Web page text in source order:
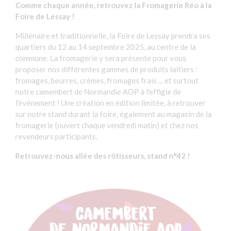
Comme chaque année, retrouvez la Fromagerie Réo à la
Foire de Lessay !
Millénaire et traditionnelle, la Foire de Lessay prendra ses
quartiers du 12 au 14 septembre 2025, au centre de la
commune. La fromagerie y sera présente pour vous
proposer nos différentes gammes de produits laitiers :
fromages, beurres, crèmes, fromages frais ... et surtout
notre camembert de Normandie AOP à l'effigie de
l'événement ! Une création en édition limitée, à retrouver
sur notre stand durant la foire, également au magasin de la
fromagerie (ouvert chaque vendredi matin) et chez nos
revendeurs participants.
Retrouvez-nous allée des rôtisseurs, stand n°42 !